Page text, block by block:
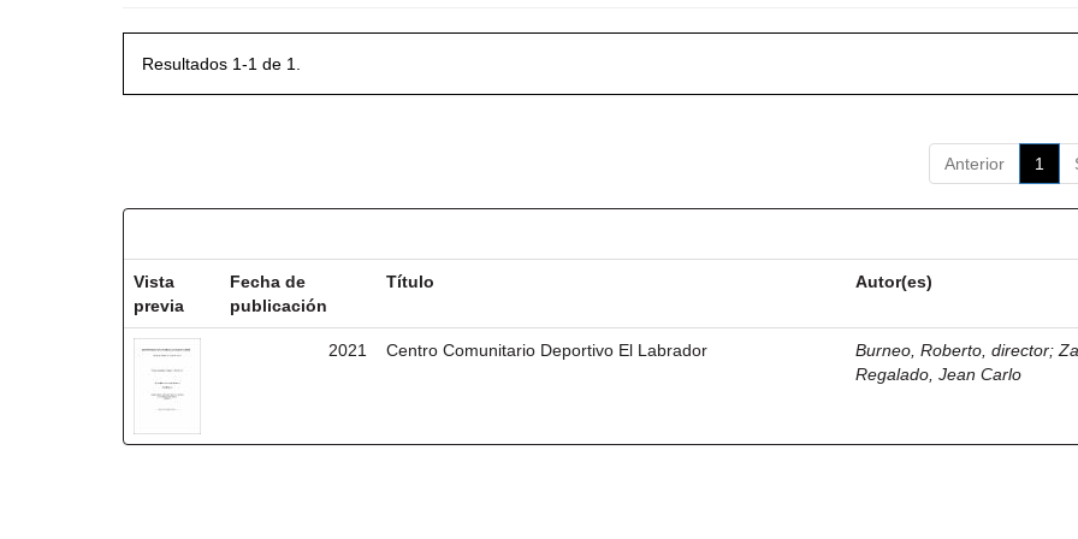
Resultados 1-1 de 1.
Anterior 1
Vista
previa
Fecha de
publicación
Título Autor(es)
2021 Centro Comunitario Deportivo El Labrador Burneo, Roberto, director;
Regalado, Jean Carlo